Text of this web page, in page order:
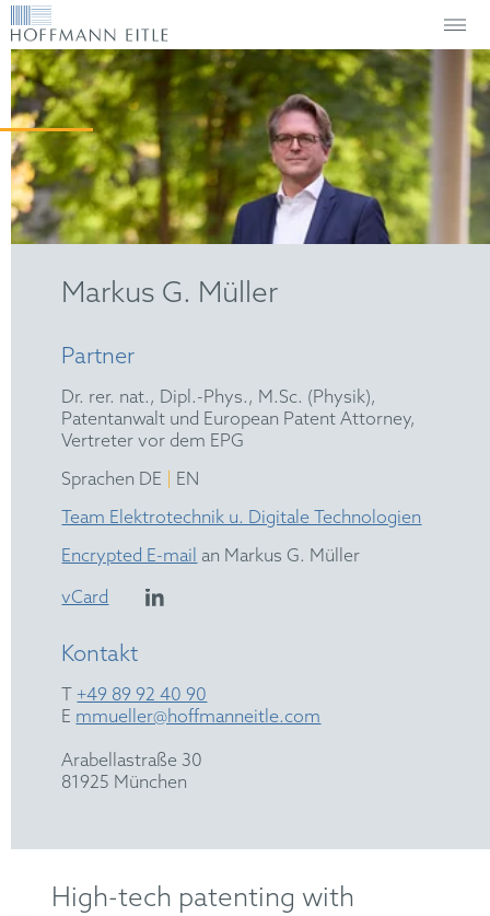
Markus G. Müller
Partner
Dr. rer. nat., Dipl.-Phys., M.Sc. (Physik),
Patentanwalt und European Patent Attorney,
Vertreter vor dem EPG
Sprachen DE
EN
Team Elektrotechnik u. Digitale Technologien
Encrypted E-mail an Markus G. Müller
vCard
Kontakt
T +49 89 92 40 90
E mmueller@hoffmanneitle.com
Arabellastraße 30
81925 München
High-tech patenting with